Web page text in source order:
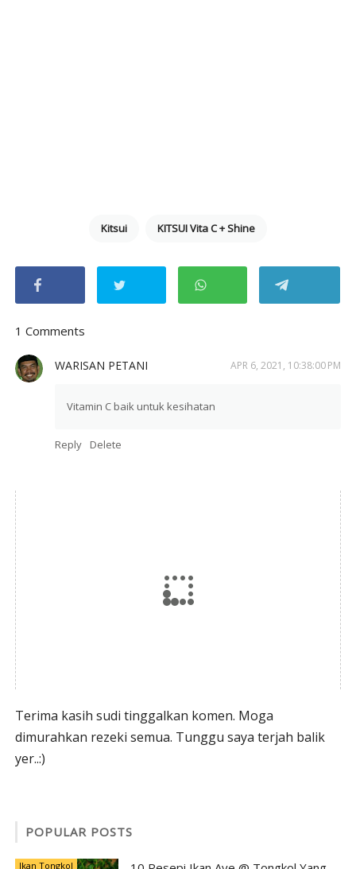
Kitsui KITSUI Vita C + Shine
1 Comments
WARISAN PETANI APR 6, 2021, 10:38:00 PM
Vitamin C baik untuk kesihatan
Reply Delete
Terima kasih sudi tinggalkan komen. Moga
dimurahkan rezeki semua. Tunggu saya terjah balik
yer..:)
POPULAR POSTS
Ikan Tongkol